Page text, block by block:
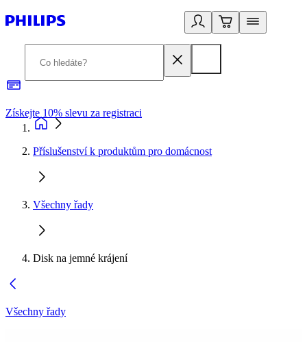
Získejte 10% slevu za registraci
Příslušenství k produktům pro domácnost
Všechny řady
Disk na jemné krájení
Všechny řady